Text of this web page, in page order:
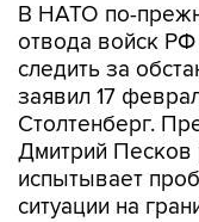
В НАТО по-
отвода войск
следить за
заявил 17
Столтенберг.
Дмитрий Песков
испытывает
ситуации на